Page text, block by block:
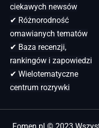
ciekawych newsów
✔ Różnorodność
omawianych tematów
✔ Baza recenzji,
rankingów i zapowiedzi
✔ Wielotematyczne
centrum rozrywki